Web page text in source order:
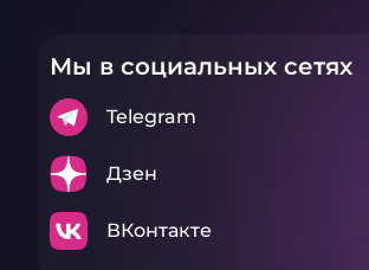
Мы в социальных сетях
Telegram
Дзен
ВКонтакте